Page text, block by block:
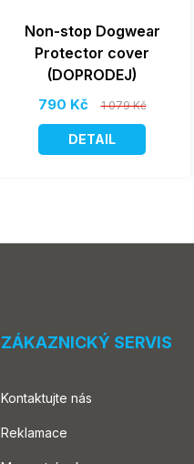
Non-stop Dogwear
Protector cover
(DOPRODEJ)
790 Kč 1 079 Kč
DETAIL
ZÁKAZNICKÝ SERVIS
Kontaktujte nás
Reklamace